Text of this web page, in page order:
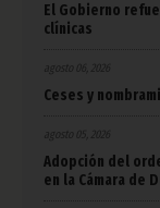
El Gobierno
clínicas
agosto 06, 2026
Ceses y
agosto 05, 2026
Adopción del
en la Cámara de